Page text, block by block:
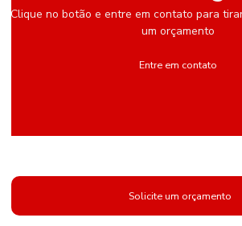
Clique no botão e entre em contato para
um orçamento
Entre em contato
Solicite um orçamento